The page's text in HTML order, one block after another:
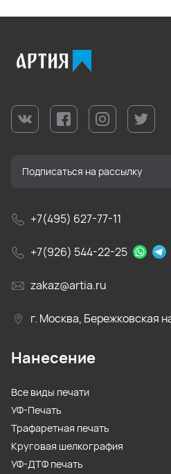
+7(495) 627-77-11
+7(926) 544-22-25
zakaz@artia.ru
г. Москва, Бережковская
Нанесение
Все виды печати
УФ-Печать
Трафаретная печать
Круговая шелкография
УФ-ДТФ печать